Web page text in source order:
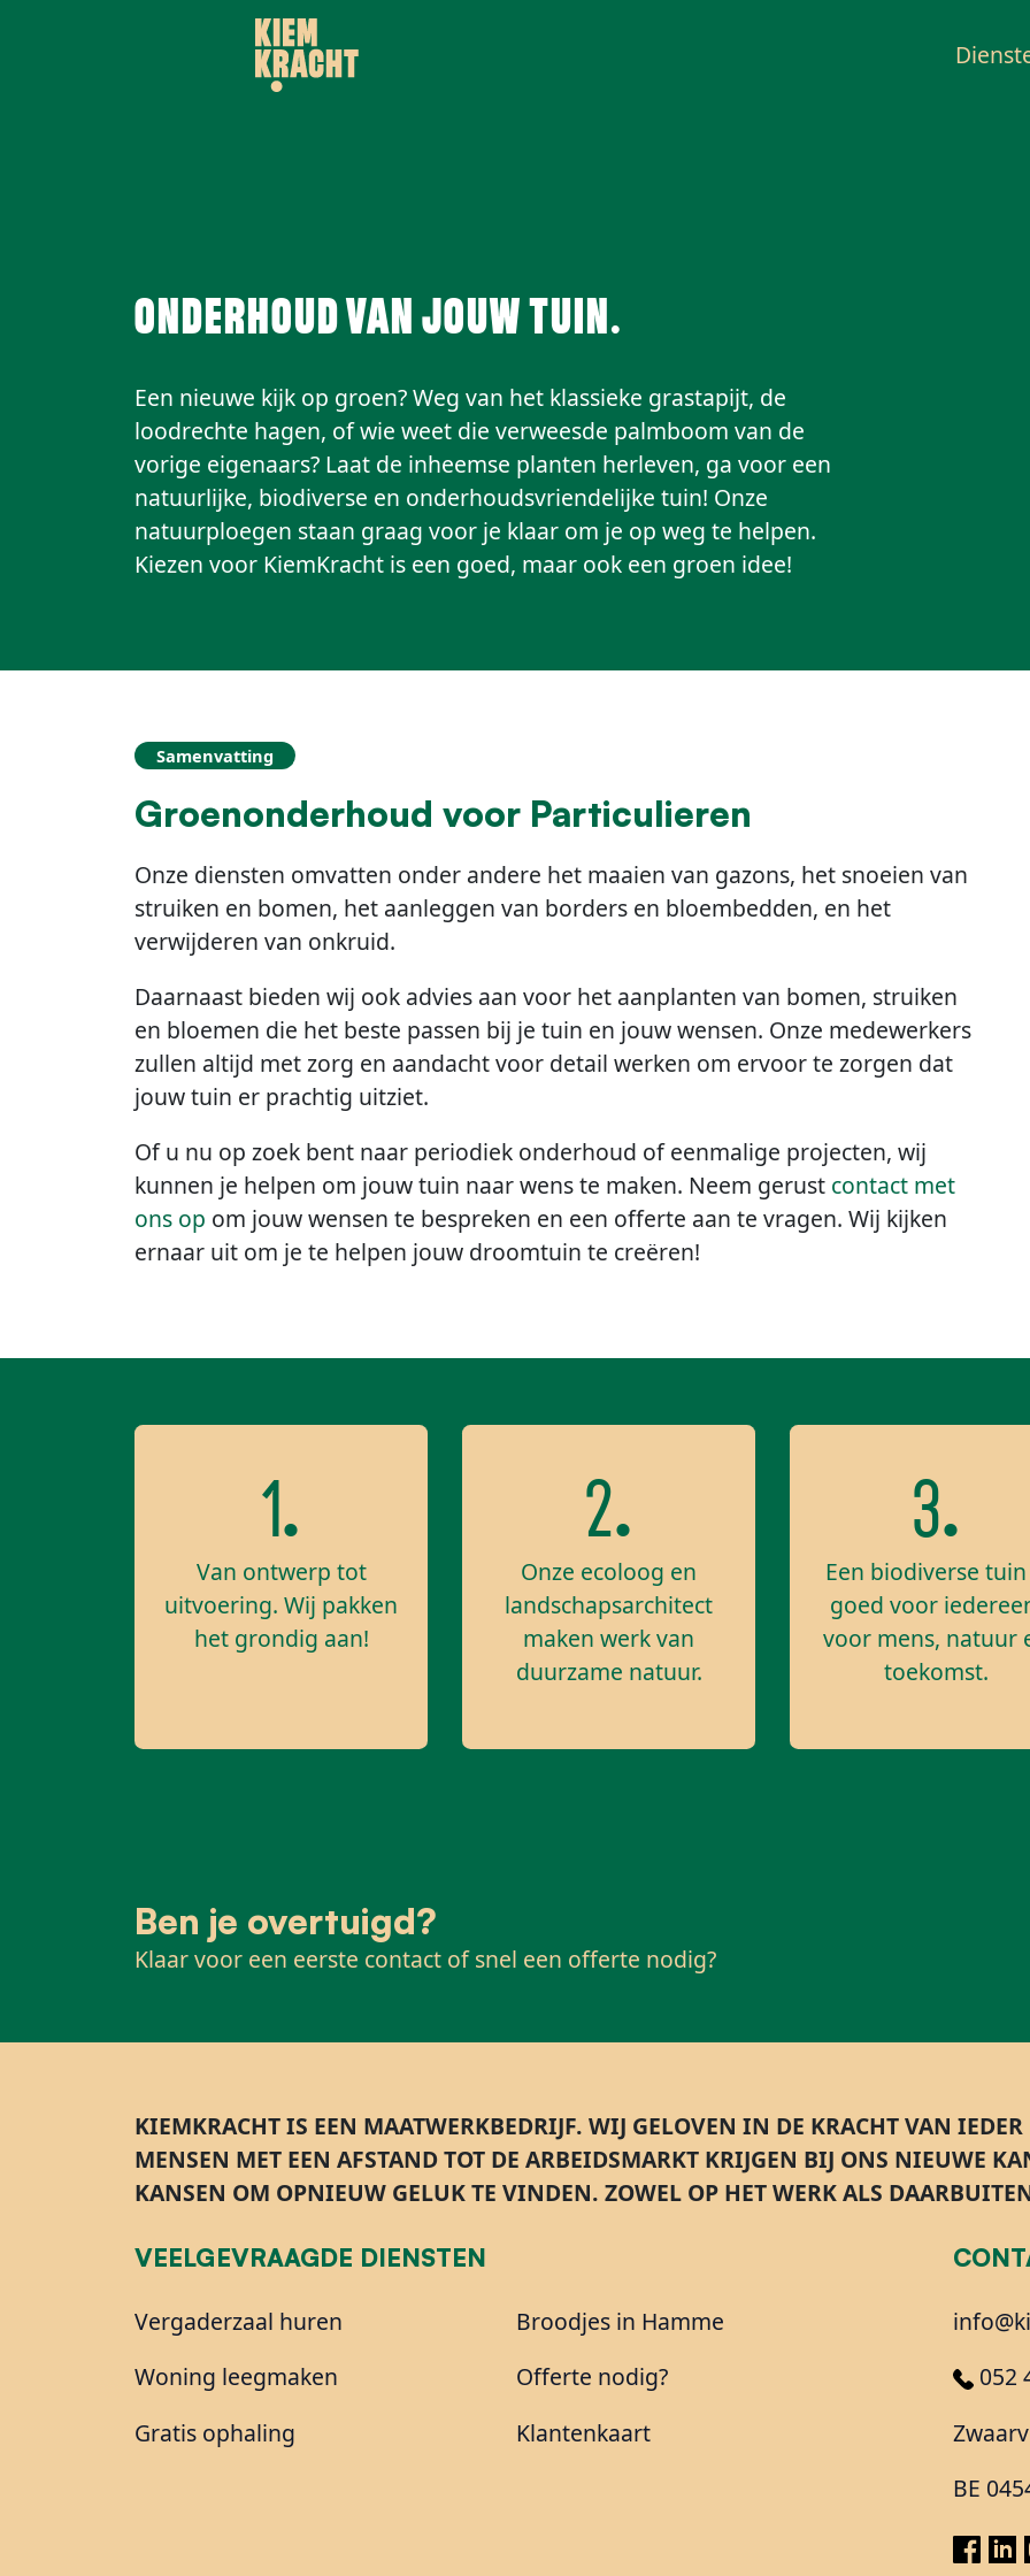
Onderhoud van jouw tuin.
Een nieuwe kijk op groen? Weg van het klassieke grastapijt, de
loodrechte hagen, of wie weet die verweesde palmboom van de
vorige eigenaars? Laat de inheemse planten herleven, ga voor een
natuurlijke, biodiverse en onderhoudsvriendelijke tuin! Onze
natuurploegen staan graag voor je klaar om je op weg te helpen.
Kiezen voor KiemKracht is een goed, maar ook een groen idee!
Samenvatting
Groenonderhoud voor Particulieren
Onze diensten omvatten onder andere het maaien van gazons, het snoeien van
struiken en bomen, het aanleggen van borders en bloembedden, en het
verwijderen van onkruid.
Daarnaast bieden wij ook advies aan voor het aanplanten van bomen, struiken
en bloemen die het beste passen bij je tuin en jouw wensen. Onze medewerkers
zullen altijd met zorg en aandacht voor detail werken om ervoor te zorgen dat
jouw tuin er prachtig uitziet.
Of u nu op zoek bent naar periodiek onderhoud of eenmalige projecten, wij
kunnen je helpen om jouw tuin naar wens te maken. Neem gerust contact met
ons op om jouw wensen te bespreken en een offerte aan te vragen. Wij kijken
ernaar uit om je te helpen jouw droomtuin te creëren!
1.
Van ontwerp tot
uitvoering. Wij pakken
het grondig aan!
2.
Onze ecoloog en
landschapsarchitect
maken werk van
duurzame natuur.
3.
Een biodiverse
goed voor
voor mens, natuur
toekomst.
Ben je overtuigd?
Klaar voor een eerste contact of snel een offerte nodig?
KIEMKRACHT IS EEN MAATWERKBEDRIJF. WIJ GELOVEN IN DE KRACHT VAN
MENSEN MET EEN AFSTAND TOT DE ARBEIDSMARKT KRIJGEN BIJ ONS NIEUWE
KANSEN OM OPNIEUW GELUK TE VINDEN. ZOWEL OP HET WERK ALS
VEELGEVRAAGDE DIENSTEN
Vergaderzaal huren
Woning leegmaken
Gratis ophaling
Broodjes in Hamme
Offerte nodig?
Klantenkaart
052
BE